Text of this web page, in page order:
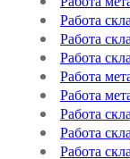
Работа
Работа
Работа
Работа
Работа
Работа
Работа
Работа